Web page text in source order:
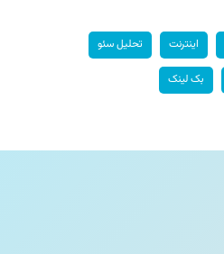
اینترنت تحلیل سئو
بک لینک